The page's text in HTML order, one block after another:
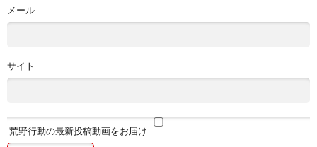
メール
サイト
荒野行動の最新投稿動画をお届け